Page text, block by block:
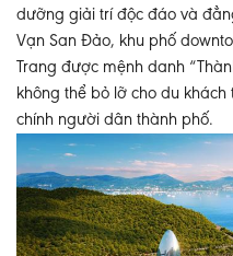
dưỡng giải trí độc đáo và
Vạn San Đảo, khu phố
Trang được mệnh danh
không thể bỏ lỡ cho du
chính người dân thành phố.